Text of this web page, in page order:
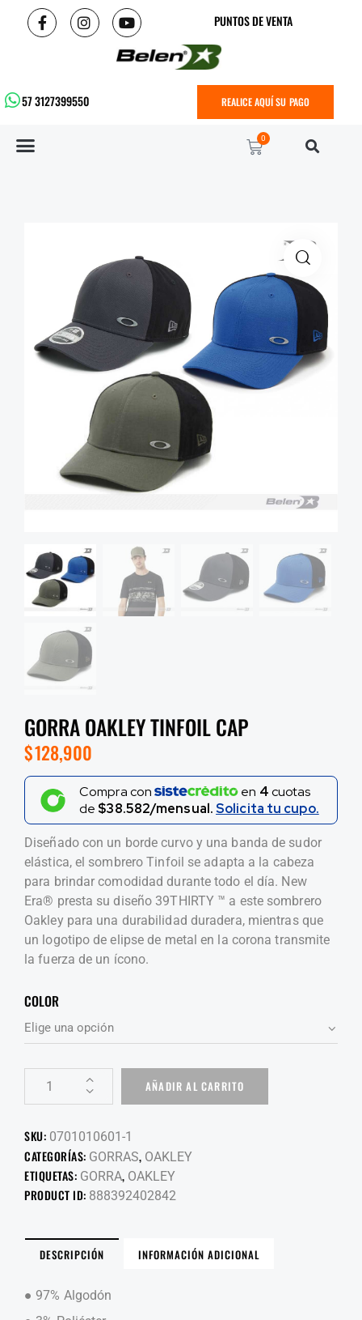
PUNTOS DE VENTA
57 3127399550 REALICE AQUÍ SU PAGO
0
GORRA OAKLEY TINFOIL CAP
$128,900
Compra con en 4cuotas
de $38.582/mensual.Solicita tu cupo.
Diseñado con un borde curvo y una banda de sudor
elástica, el sombrero Tinfoil se adapta a la cabeza
para brindar comodidad durante todo el día. New
Era® presta su diseño 39THIRTY ™ a este sombrero
Oakley para una durabilidad duradera, mientras que
un logotipo de elipse de metal en la corona transmite
la fuerza de un ícono.
COLOR
AÑADIR AL CARRITO
SKU: 0701010601-1
CATEGORÍAS: GORRAS, OAKLEY
ETIQUETAS: GORRA, OAKLEY
PRODUCT ID: 888392402842
DESCRIPCIÓN INFORMACIÓN ADICIONAL
● 97% Algodón